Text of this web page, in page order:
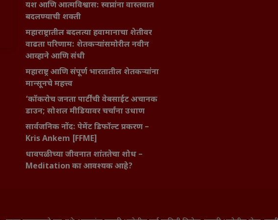
यश आणि आत्मविश्वास: स्वप्नांना वास्तवात
बदलण्याची शक्ती
महाराष्ट्रातील बदलत्या हवामानाचा शेतीवर
वाढता परिणाम: शेतकऱ्यांसमोरील नवीन
आव्हाने आणि संधी
महाराष्ट्र आणि संपूर्ण भारतातील शेतकऱ्यांना
मान्सूनचे महत्त्व
‘कॉकरोच जनता पार्टी’ची वेबसाईट अचानक
डाउन; सोशल मीडियावर चर्चांना उधाण
सार्वजनिक नोंद: पेमेंट डिफॉल्ट प्रकरण –
Kris Ankem [FFME]
धावपळीच्या जीवनात शांततेचा शोध –
Meditation का आवश्यक आहे?